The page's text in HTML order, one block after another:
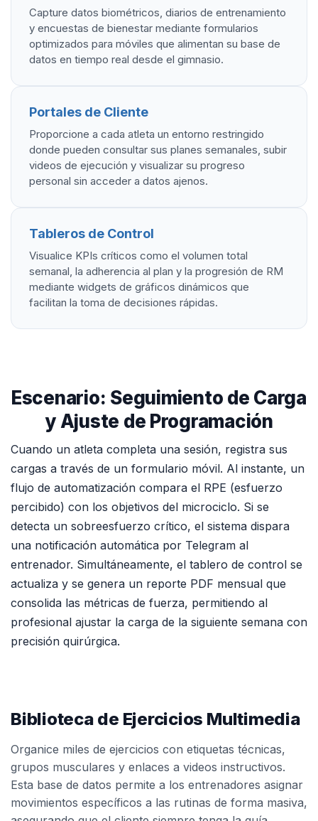
Capture datos biométricos, diarios de entrenamiento
y encuestas de bienestar mediante formularios
optimizados para móviles que alimentan su base de
datos en tiempo real desde el gimnasio.
Portales de Cliente
Proporcione a cada atleta un entorno restringido
donde pueden consultar sus planes semanales, subir
videos de ejecución y visualizar su progreso
personal sin acceder a datos ajenos.
Tableros de Control
Visualice KPIs críticos como el volumen total
semanal, la adherencia al plan y la progresión de RM
mediante widgets de gráficos dinámicos que
facilitan la toma de decisiones rápidas.
Escenario: Seguimiento de Carga
y Ajuste de Programación
Cuando un atleta completa una sesión, registra sus
cargas a través de un formulario móvil. Al instante, un
flujo de automatización compara el RPE (esfuerzo
percibido) con los objetivos del microciclo. Si se
detecta un sobreesfuerzo crítico, el sistema dispara
una notificación automática por Telegram al
entrenador. Simultáneamente, el tablero de control se
actualiza y se genera un reporte PDF mensual que
consolida las métricas de fuerza, permitiendo al
profesional ajustar la carga de la siguiente semana con
precisión quirúrgica.
Biblioteca de Ejercicios Multimedia
Organice miles de ejercicios con etiquetas técnicas,
grupos musculares y enlaces a videos instructivos.
Esta base de datos permite a los entrenadores asignar
movimientos específicos a las rutinas de forma masiva,